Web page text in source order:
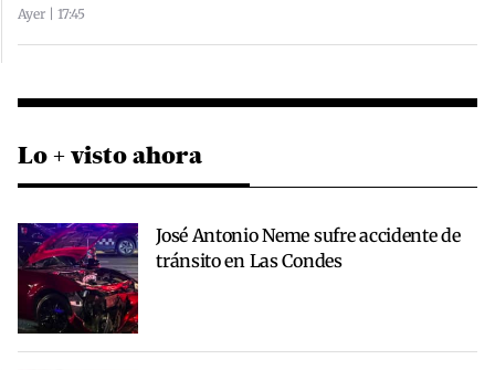
Ayer | 17:45
Lo + visto ahora
José Antonio Neme sufre accidente de
tránsito en Las Condes